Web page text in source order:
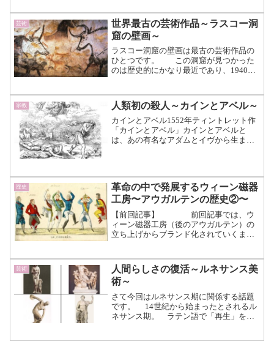
は、ギリシャ神話のひとつであるトロイ
ア戦争の冒頭部...（続きを読む）
芸術
世界最古の芸術作品～ラスコー洞
窟の壁画～
ラスコー洞窟の壁画は最古の芸術作品の
ひとつです。 この洞窟が見つかった
のは歴史的にかなり最近であり、1940年
たちが、たまたま入った洞窟の中に絵が
描かれていることに気...（続きを読む）
宗教 人類初の殺人～カインとアベル～
カインとアベル1552年ティントレット作
「カインとアベル」カインとアベルと
は、あの有名なアダムとイヴから生まれ
件の被害者と加害者になって...（続きを
読む）
歴史
革命の中で発展するウィーン磁器
工房〜アウガルテンの歴史②〜
【前回記事】 前回記事では、ウ
ィーン磁器工房（後のアウガルテン）の
立ち上げからブランド化されていくまで
（ロココ時代）③新古典主義時代④ビー
ダーマイヤー時代⑤アール...（続きを読
む）
芸術
人間らしさの復活～ルネサンス美
術～
さて今回はルネサンス期に関係する話題
です。 14世紀から始まったとされるル
ネサンス期。 ラテン語で「再生」を意